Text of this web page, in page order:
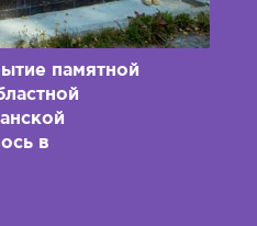
памятной
в